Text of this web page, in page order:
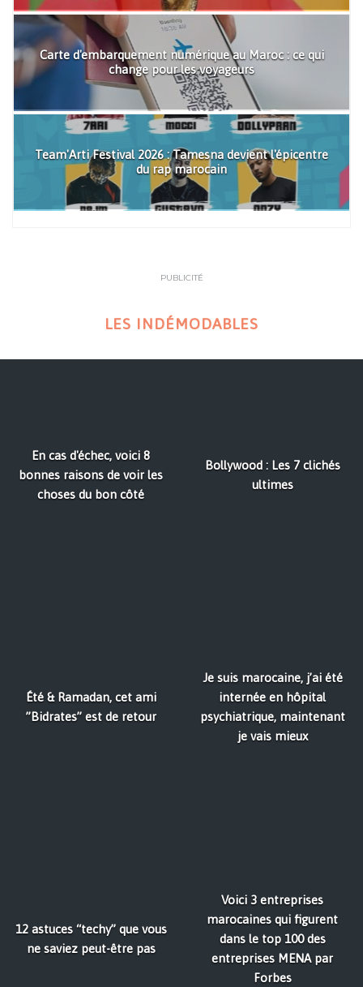
Carte d'embarquement numérique au Maroc : ce qui
change pour les voyageurs
Team'Arti Festival 2026 : Tamesna devient l'épicentre
du rap marocain
PUBLICITÉ
LES INDÉMODABLES
En cas d'échec, voici 8
bonnes raisons de voir les
choses du bon côté
Bollywood : Les 7 clichés
ultimes
Été & Ramadan, cet ami
”Bidrates” est de retour
Je suis marocaine, j’ai été
internée en hôpital
psychiatrique, maintenant
je vais mieux
12 astuces “techy” que vous
ne saviez peut-être pas
Voici 3 entreprises
marocaines qui figurent
dans le top 100 des
entreprises MENA par
Forbes